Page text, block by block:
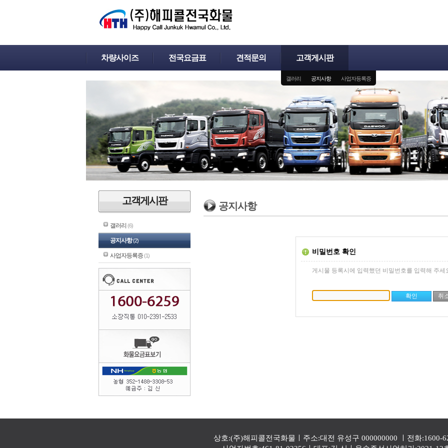
차량사이즈 전국요금표 견적문의 고객게시판
갤러리 공지사항 사업자등록증
고객게시판
갤러리 (6)
공지사항(2)
사업자등록증(1)
공지사항
비밀번호 확인
게시물 등록시에 입력했던 비밀번호를 입력해 주세
상호:(주)해피콜전국화물ㅣ주소:대전 유성구 000000000 ㅣ전화:1600-